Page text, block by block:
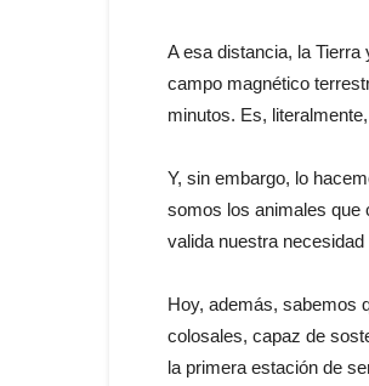
A esa distancia, la
campo magnético
minutos. Es,
Y, sin embargo, lo
somos los animales que
valida nuestra
Hoy, además, sabemos
colosales, capaz de
la primera estación de